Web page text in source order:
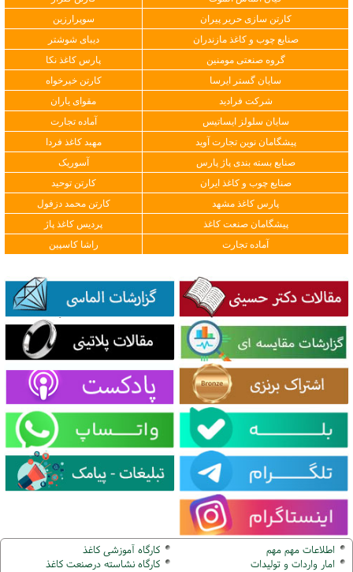
کارتن سازی حریر پیران
سوپرارزین
صنایع چوب و کاغذ مازندران
دیبای شوشتر
گروه صنعتی مومنین
پارس کاغذ نکا
سایان گستر ایرسا
کارتن خیرخواه
شرکت فرادید
مقوای یاران
سایان سلولز ایساتیس
آماده تجارت
پیشگامان نوین تجارت آوید
مهبد کاغذ فردا
صنایع بسته بندی پاژ پارس
آسوریک
صنایع چوب و کاغذ ایران
کارتن توحید
پارس کاغذ مشهد
کارتن محمد دزفول
پیشگامان صنعت کاغذ
پردیس کاغذ پاژ
آماده تجارت
راشا کاسپین
اطلاعات مهم مهم
امار واردات و تولیدات
کارگاه آموزشی کاغذ
کارگاه نشاسته درصنعت کاغذ